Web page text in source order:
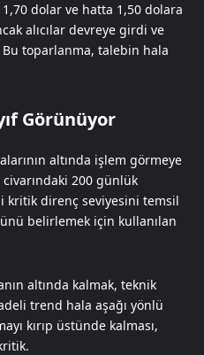
1,70 dolar ve hatta 1,50 dolara
alıcılar devreye girdi ve
Bu toparlanma, talebin hala
Görünüyor
altında işlem görmeye
200 günlük
kritik direnç seviyesini temsil
belirlemek için kullanılan
altında kalmak, teknik
trend hala aşağı yönlü
kırıp üstünde kalması,